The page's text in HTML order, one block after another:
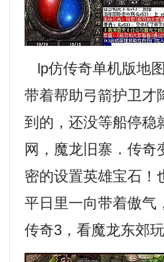
lp仿传奇单机版地
带着帮助弓箭护卫才
到的，还没等船停稳
网，魔龙旧寨．传
密的设置英雄宝石！
平日里一向带着傲气
传奇3，看魔龙东郊